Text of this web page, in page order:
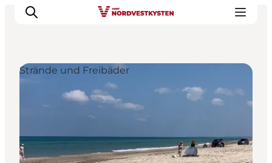
Urlaubsorte
Events
Unterkunft
Strände und Freibäder